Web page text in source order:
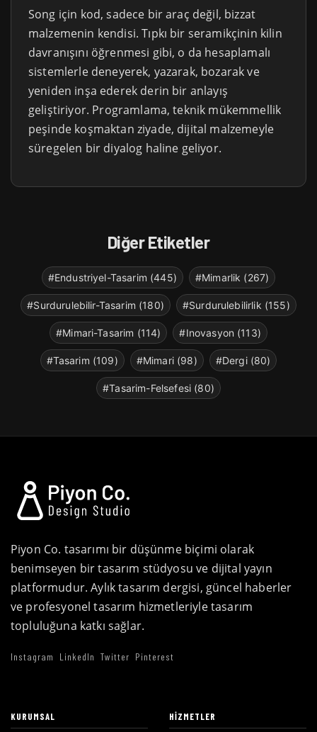
Song için kod, sadece bir araç değil, bizzat
malzemenin kendisi. Tıpkı bir seramikçinin kilin
davranışını öğrenmesi gibi, o da hesaplamalı
sistemlerle deneyerek, yazarak, bozarak ve
yeniden inşa ederek derin bir anlayış
geliştiriyor. Programlama, teknik mükemmellik
peşinde koşmaktan ziyade, dijital malzemeyle
süregelen bir diyalog haline geliyor.
Diğer Etiketler
#Endustriyel-Tasarim (445) #Mimarlik (267)
#Surdurulebilir-Tasarim (180) #Surdurulebilirlik (155)
#Mimari-Tasarim (114) #Inovasyon (113)
#Tasarim (109) #Mimari (98) #Dergi (80)
#Tasarim-Felsefesi (80)
Piyon Co. tasarımı bir düşünme biçimi olarak
benimseyen bir tasarım stüdyosu ve dijital yayın
platformudur. Aylık tasarım dergisi, güncel haberler
ve profesyonel tasarım hizmetleriyle tasarım
topluluğuna katkı sağlar.
Instagram LinkedIn Twitter Pinterest
KURUMSAL HIZMETLER